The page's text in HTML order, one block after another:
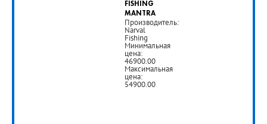
руб.
РУБ
FISHING
MANTRA
Производитель:
Narval
Fishing
Минимальная
цена:
46900.00
Максимальная
цена:
54900.00